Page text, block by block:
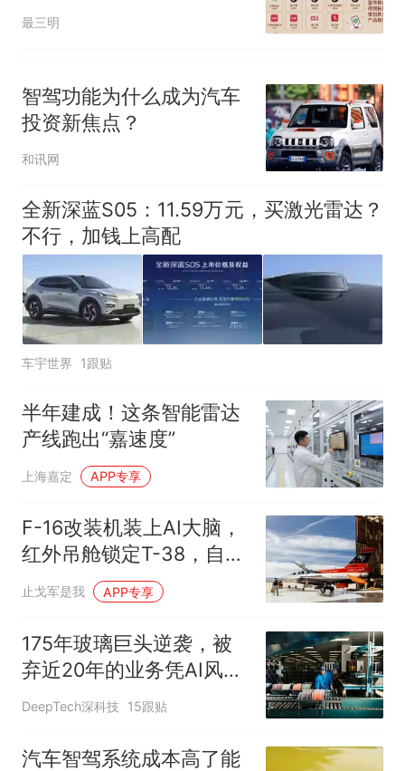
最三明
智驾功能为什么成为汽车
投资新焦点？
和讯网
全新深蓝S05：11.59万元，买激光雷达？
不行，加钱上高配
车宇世界 1跟贴
半年建成！这条智能雷达
产线跑出“嘉速度”
上海嘉定 APP专享
F-16改装机装上AI大脑，
红外吊舱锁定T-38，自主
拦截27次成功
止戈军是我 APP专享
175年玻璃巨头逆袭，被
弃近20年的业务凭AI风口
起飞
DeepTech深科技 15跟贴
汽车智驾系统成本高了能